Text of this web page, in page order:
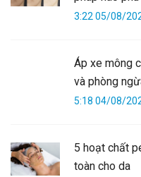
3:22 05/08/
Áp xe mông
và phòng
5:18 04/08/
5 hoạt chất
toàn cho da